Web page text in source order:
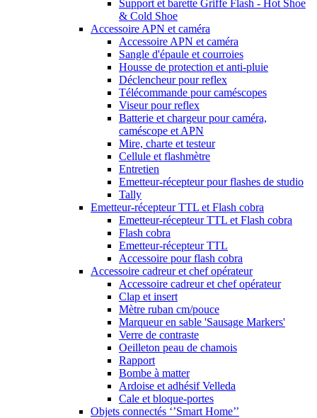
Support et barette Griffe Flash - Hot Shoe
& Cold Shoe
Accessoire APN et caméra
Accessoire APN et caméra
Sangle d'épaule et courroies
Housse de protection et anti-pluie
Déclencheur pour reflex
Télécommande pour caméscopes
Viseur pour reflex
Batterie et chargeur pour caméra,
caméscope et APN
Mire, charte et testeur
Cellule et flashmètre
Entretien
Emetteur-récepteur pour flashes de studio
Tally
Emetteur-récepteur TTL et Flash cobra
Emetteur-récepteur TTL et Flash cobra
Flash cobra
Emetteur-récepteur TTL
Accessoire pour flash cobra
Accessoire cadreur et chef opérateur
Accessoire cadreur et chef opérateur
Clap et insert
Mètre ruban cm/pouce
Marqueur en sable 'Sausage Markers'
Verre de contraste
Oeilleton peau de chamois
Rapport
Bombe à matter
Ardoise et adhésif Velleda
Cale et bloque-portes
Objets connectés ‘’Smart Home’’